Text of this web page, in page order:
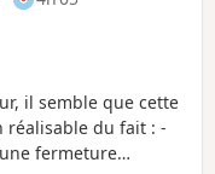
il semble que cette
réalisable du fait : -
fermeture